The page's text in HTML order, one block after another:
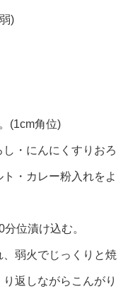
)
(1cm角位)
・にんにくすりおろ
・カレー粉入れをよ
位漬け込む。
弱火でじっくりと焼
返しながらこんがり